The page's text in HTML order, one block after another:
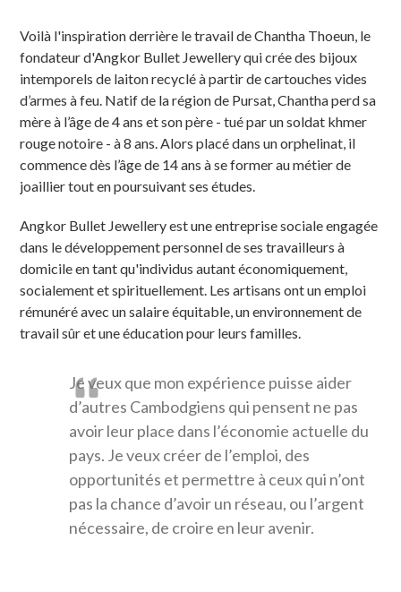
Voilà l'inspiration derrière le travail de Chantha Thoeun, le
fondateur d'Angkor Bullet Jewellery qui crée des bijoux
intemporels de laiton recyclé à partir de cartouches vides
d’armes à feu. Natif de la région de Pursat, Chantha perd sa
mère à l’âge de 4 ans et son père - tué par un soldat khmer
rouge notoire - à 8 ans. Alors placé dans un orphelinat, il
commence dès l’âge de 14 ans à se former au métier de
joaillier tout en poursuivant ses études.
Angkor Bullet Jewellery est une entreprise sociale engagée
dans le développement personnel de ses travailleurs à
domicile en tant qu'individus autant économiquement,
socialement et spirituellement. Les artisans ont un emploi
rémunéré avec un salaire équitable, un environnement de
travail sûr et une éducation pour leurs familles.
Je veux que mon expérience puisse aider
d’autres Cambodgiens qui pensent ne pas
avoir leur place dans l’économie actuelle du
pays. Je veux créer de l’emploi, des
opportunités et permettre à ceux qui n’ont
pas la chance d’avoir un réseau, ou l’argent
nécessaire, de croire en leur avenir.